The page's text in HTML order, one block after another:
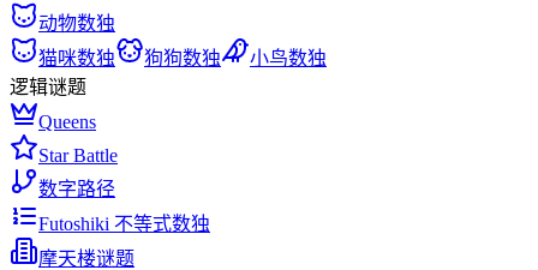
动物数独
猫咪数独
狗狗数独
小鸟数独
逻辑谜题
Queens
Star Battle
数字路径
Futoshiki 不等式数独
摩天楼谜题